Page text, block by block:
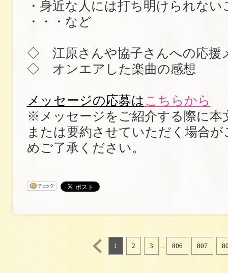
・身近な人には打ち明けられない
・・・など
◇ 江原さんや協子さんへの応援
◇ オンエアした楽曲の感想
メッセージの応募は こちらから
※メッセージをご紹介する際に本
または要約させていただく場合
めご了承ください。
1 2 3 ... 806 807